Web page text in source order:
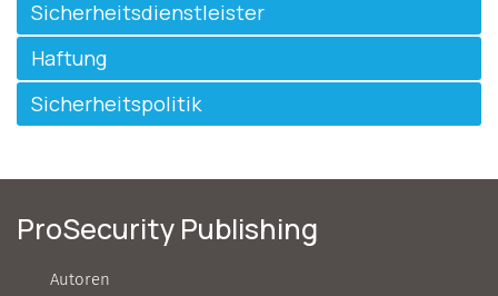
Sicherheitsdienstleister
Haftung
Sicherheitspolitik
ProSecurity Publishing
Autoren